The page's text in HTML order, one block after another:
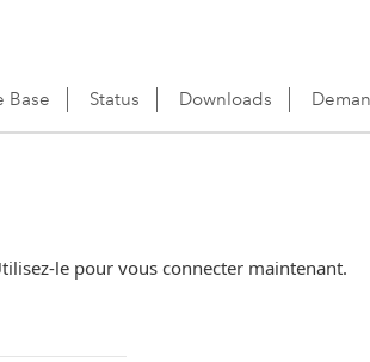
Base Status Downloads
le pour vous connecter maintenant.